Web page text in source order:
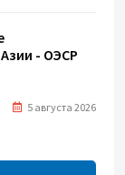
- ОЭСР
5 августа 2026
переход: